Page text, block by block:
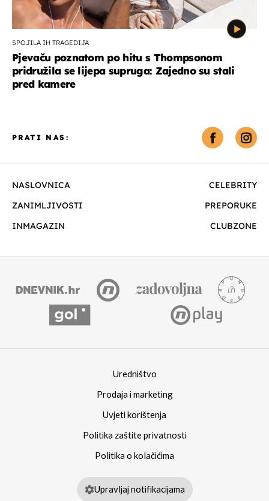
SPOJILA IH TRAGEDIJA
Pjevaču poznatom po hitu s Thompsonom
pridružila se lijepa supruga: Zajedno su stali
pred kamere
NASLOVNICA
CELEBRITY
ZANIMLJIVOSTI
PREPORUKE
INMAGAZIN
CLUBZONE
PRATI NAS:
Uredništvo
Prodaja i marketing
Uvjeti korištenja
Politika zaštite privatnosti
Politika o kolačićima
Upravljaj notifikacijama